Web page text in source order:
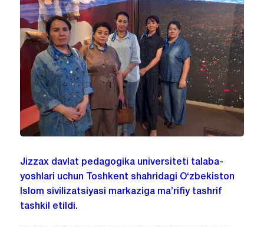
Jizzax davlat pedagogika universiteti talaba-
yoshlari uchun Toshkent shahridagi O‘zbekiston
Islom sivilizatsiyasi markaziga ma’rifiy tashrif
tashkil etildi.